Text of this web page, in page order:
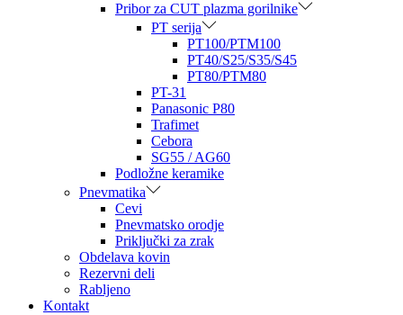
Pribor za CUT plazma gorilnike
PT serija
PT100/PTM100
PT40/S25/S35/S45
PT80/PTM80
PT-31
Panasonic P80
Trafimet
Cebora
SG55 / AG60
Podložne keramike
Pnevmatika
Cevi
Pnevmatsko orodje
Priključki za zrak
Obdelava kovin
Rezervni deli
Rabljeno
Kontakt